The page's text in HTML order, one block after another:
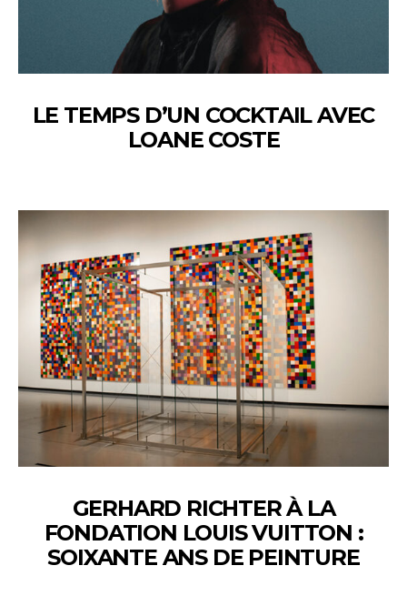
LE TEMPS D’UN COCKTAIL AVEC
LOANE COSTE
GERHARD RICHTER À LA
FONDATION LOUIS VUITTON :
SOIXANTE ANS DE PEINTURE